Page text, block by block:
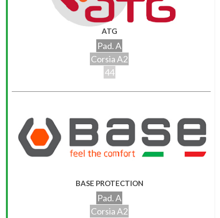
ATG
Pad. A
Corsia A2
44
BASE PROTECTION
Pad. A
Corsia A2